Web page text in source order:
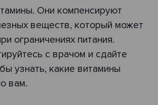
Они компенсируют
веществ, который может
ограничениях питания.
с врачом и сдайте
узнать, какие витамины
вам.